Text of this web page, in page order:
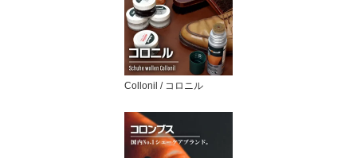
Collonil / コロニル